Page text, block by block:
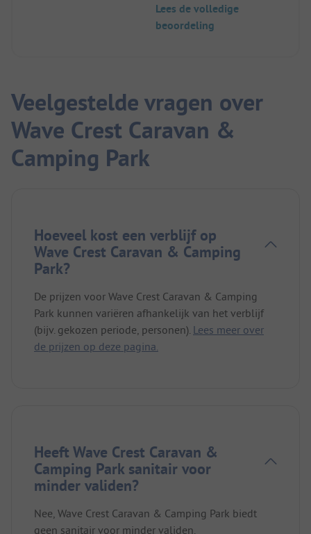
Lees de volledige
beoordeling
Veelgestelde vragen over
Wave Crest Caravan &
Camping Park
Hoeveel kost een verblijf op
Wave Crest Caravan & Camping
Park?
De prijzen voor Wave Crest Caravan & Camping
Park kunnen variëren afhankelijk van het verblijf
(bijv. gekozen periode, personen). Lees meer over
de prijzen op deze pagina.
Heeft Wave Crest Caravan &
Camping Park sanitair voor
minder validen?
Nee, Wave Crest Caravan & Camping Park biedt
geen sanitair voor minder validen.